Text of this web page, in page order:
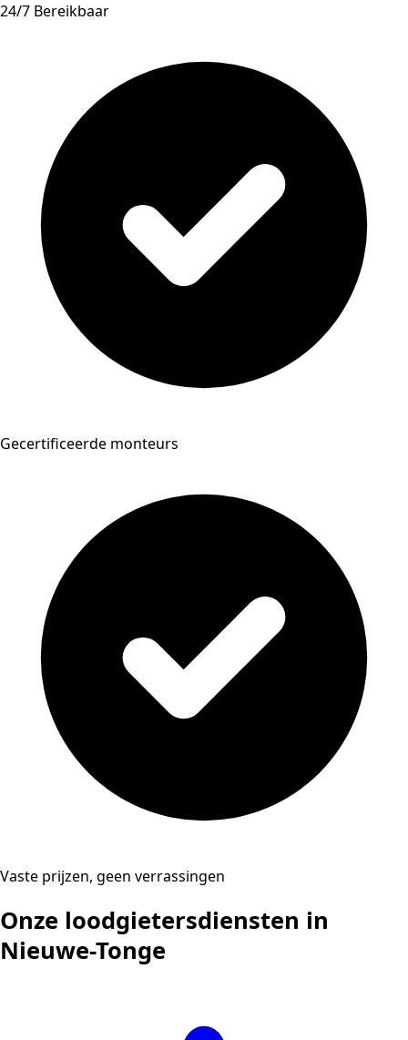
24/7 Bereikbaar
Gecertificeerde monteurs
Vaste prijzen, geen verrassingen
Onze loodgietersdiensten in
Nieuwe-Tonge